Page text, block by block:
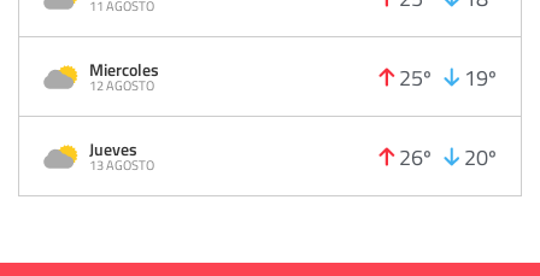
11 AGOSTO
Miercoles
12 AGOSTO 25º 19º
Jueves
13 AGOSTO 26º 20º